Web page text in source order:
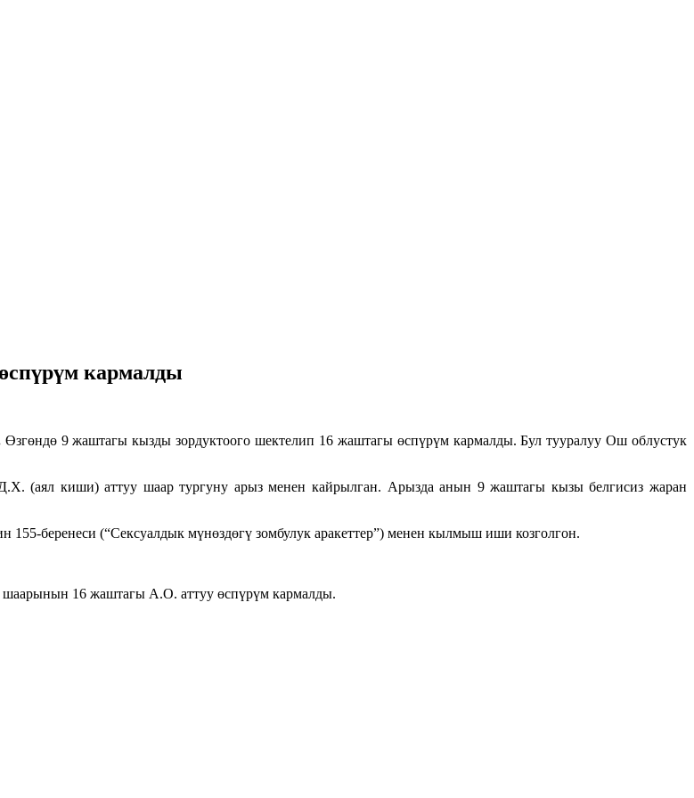
кармалды
Өзгөндө 9 жаштагы кызды зордуктоого шектелип 16 жаштагы өспүрүм кармалды. Бул тууралуу Ош облустук
(аял киши) аттуу шаар тургуну арыз менен кайрылган. Арызда анын 9 жаштагы кызы белгисиз жаран
беренеси (“Сексуалдык мүнөздөгү зомбулук аракеттер”) менен кылмыш иши козголгон.
16 жаштагы А.О. аттуу өспүрүм кармалды.